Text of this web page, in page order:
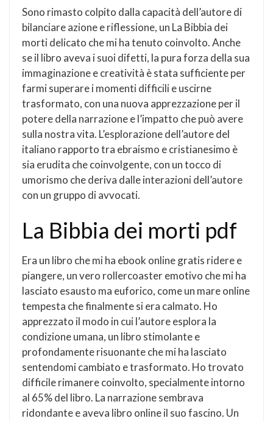
Sono rimasto colpito dalla capacità dell’autore di
bilanciare azione e riflessione, un La Bibbia dei
morti delicato che mi ha tenuto coinvolto. Anche
se il libro aveva i suoi difetti, la pura forza della sua
immaginazione e creatività è stata sufficiente per
farmi superare i momenti difficili e uscirne
trasformato, con una nuova apprezzazione per il
potere della narrazione e l’impatto che può avere
sulla nostra vita. L’esplorazione dell’autore del
italiano rapporto tra ebraismo e cristianesimo è
sia erudita che coinvolgente, con un tocco di
umorismo che deriva dalle interazioni dell’autore
con un gruppo di avvocati.
La Bibbia dei morti pdf
Era un libro che mi ha ebook online gratis ridere e
piangere, un vero rollercoaster emotivo che mi ha
lasciato esausto ma euforico, come un mare online
tempesta che finalmente si era calmato. Ho
apprezzato il modo in cui l’autore esplora la
condizione umana, un libro stimolante e
profondamente risuonante che mi ha lasciato
sentendomi cambiato e trasformato. Ho trovato
difficile rimanere coinvolto, specialmente intorno
al 65% del libro. La narrazione sembrava
ridondante e aveva libro online il suo fascino. Un